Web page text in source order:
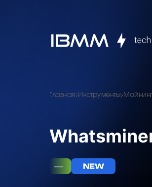
Главная Инструменты
— NEW